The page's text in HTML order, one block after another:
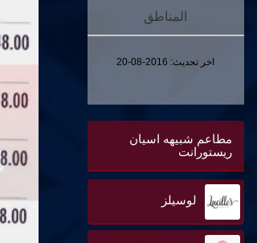
المناطق
اخر تحديث: 2016-08-20
مطاعم شبيهه اسيان
ريستورانت
لوسيلز